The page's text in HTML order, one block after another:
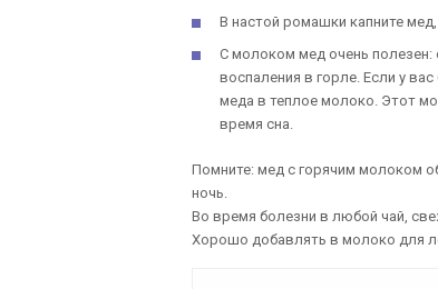
В настой ромашки капните
С молоком мед очень полезен:
воспаления в горле. Если у
меда в теплое молоко. Этот
время сна.
Помните: мед с горячим молоком
ночь.
Во время болезни в любой чай,
Хорошо добавлять в молоко для